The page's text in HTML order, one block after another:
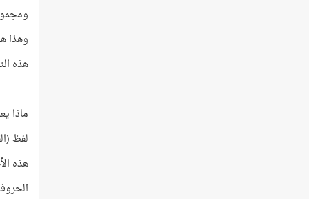
ومجموع
وهذا
هذه
ماذا
لفظ (القرآن)
هذه
الحروف